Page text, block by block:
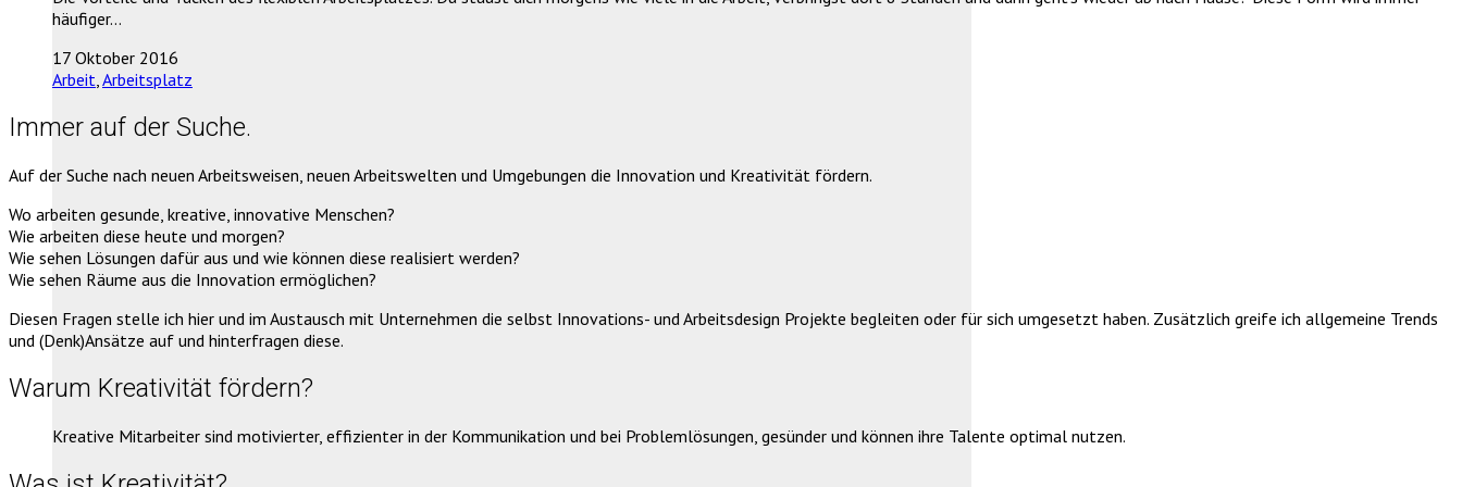
häufiger…
17 Oktober 2016
Arbeit,Arbeitsplatz
Immer auf der Suche.
Auf der Suche nach neuen Arbeitsweisen, neuen Arbeitswelten und Umgebungen die Innovation und Kreativität fördern.
Wo arbeiten gesunde, kreative, innovative Menschen?
Wie arbeiten diese heute und morgen?
Wie sehen Lösungen dafür aus und wie können diese realisiert werden?
Wie sehen Räume aus die Innovation ermöglichen?
Diesen Fragen stelle ich hier und im Austausch mit Unternehmen die selbst Innovations- und Arbeitsdesign Projekte begleiten oder für sich umgesetzt haben. Zusätzlich greife ich allgemeine Trends
und (Denk)Ansätze auf und hinterfragen diese.
Warum Kreativität fördern?
Kreative Mitarbeiter sind motivierter, effizienter in der Kommunikation und bei Problemlösungen, gesünder und können ihre Talente optimal nutzen.